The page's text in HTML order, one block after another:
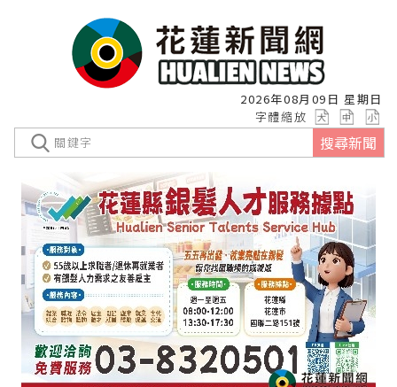
2026年08月09日 星期日
字體縮放
搜尋新聞